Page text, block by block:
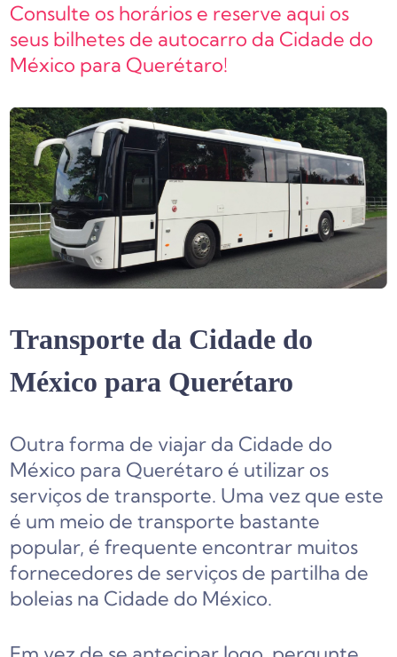
Consulte os horários e reserve aqui os
seus bilhetes de autocarro da Cidade do
México para Querétaro!
Transporte da Cidade do
México para Querétaro
Outra forma de viajar da Cidade do
México para Querétaro é utilizar os
serviços de transporte. Uma vez que este
é um meio de transporte bastante
popular, é frequente encontrar muitos
fornecedores de serviços de partilha de
boleias na Cidade do México.